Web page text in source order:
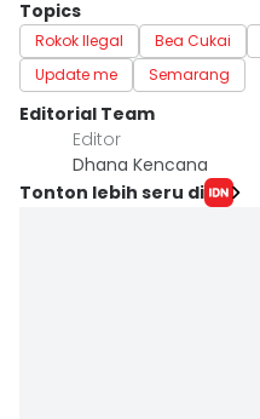
Topics
Rokok Ilegal Bea Cukai
Update me
Semarang
Editorial Team
Editor
Dhana Kencana
Tonton lebih seru di